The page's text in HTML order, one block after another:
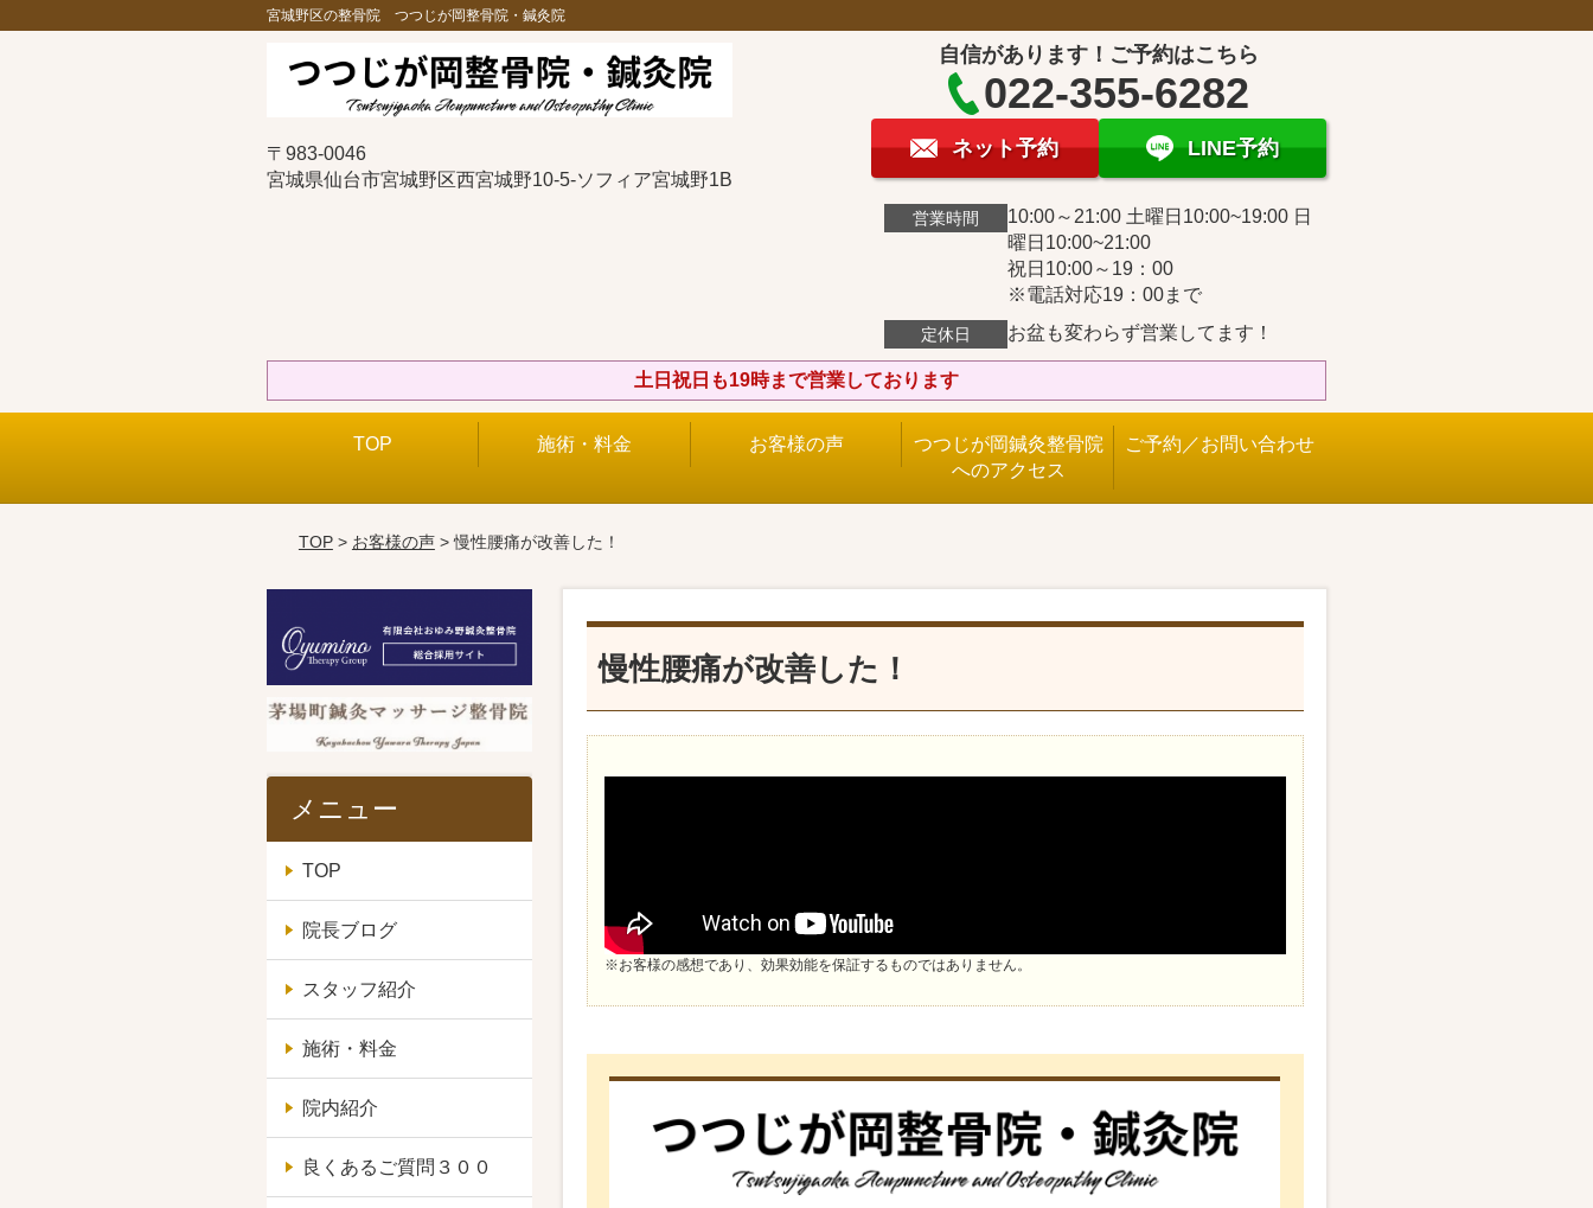
宮城野区の整骨院 つつじが岡整骨院・鍼灸院
〒983-0046
宮城県仙台市宮城野区西宮城野10-5-ソフィア宮城野1B
自信があります！ご予約はこちら
022-355-6282
ネット予約 LINE予約
営業時間
10:00～21:00 土曜日10:00~19:00 日
曜日10:00~21:00
祝日10:00～19：00
※電話対応19：00まで
定休日 お盆も変わらず営業してます！
土日祝日も19時まで営業しております
TOP 施術・料金 お客様の声
つつじが岡鍼灸整骨院
へのアクセス
ご予約／お問い合わせ
TOP> お客様の声> 慢性腰痛が改善した！
慢性腰痛が改善した！
※お客様の感想であり、効果効能を保証するものではありません。
メニュー
TOP
院長ブログ
スタッフ紹介
施術・料金
院内紹介
良くあるご質問３００